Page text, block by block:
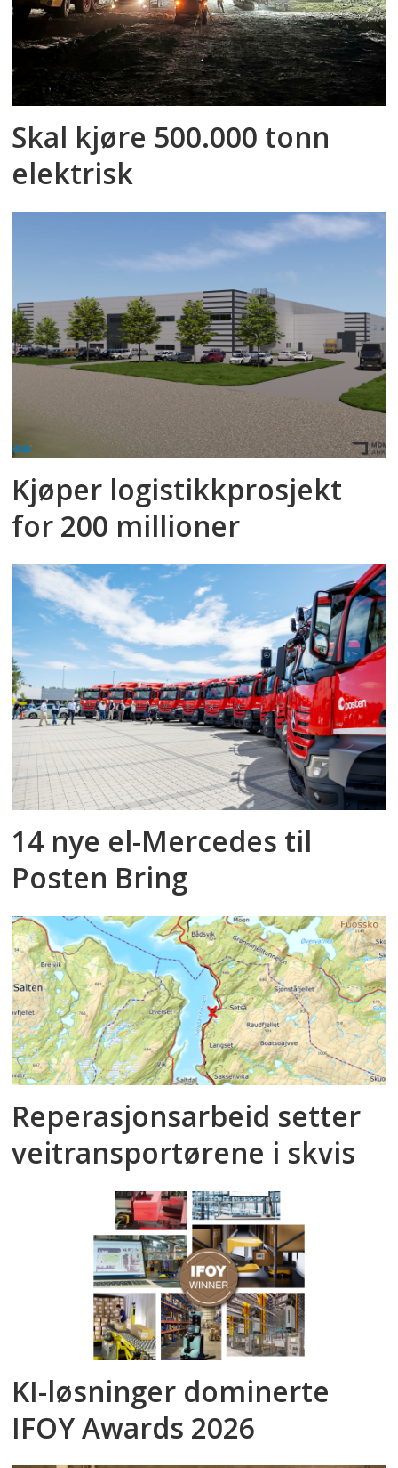
Skal kjøre 500.000 tonn
elektrisk
Kjøper logistikkprosjekt
for 200 millioner
14 nye el-Mercedes til
Posten Bring
Reperasjonsarbeid setter
veitransportørene i skvis
KI-løsninger dominerte
IFOY Awards 2026